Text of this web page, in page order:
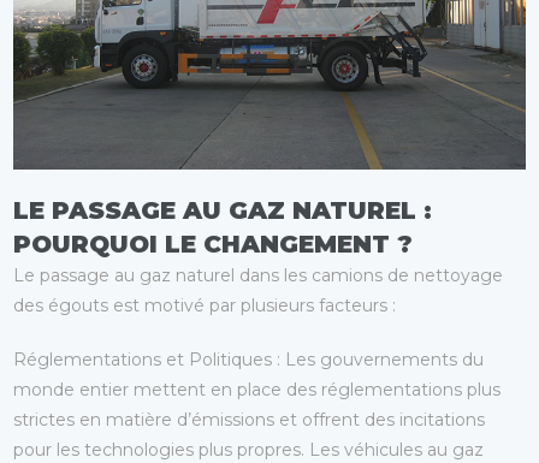
LE PASSAGE AU GAZ NATUREL :
POURQUOI LE CHANGEMENT ?
Le passage au gaz naturel dans les camions de nettoyage
des égouts est motivé par plusieurs facteurs :
Réglementations et Politiques : Les gouvernements du
monde entier mettent en place des réglementations plus
strictes en matière d’émissions et offrent des incitations
pour les technologies plus propres. Les véhicules au gaz